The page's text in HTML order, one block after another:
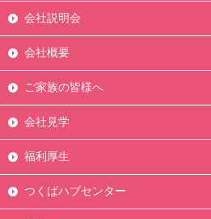
会社説明会
会社概要
ご家族の皆様へ
会社見学
福利厚生
つくばハブセンター